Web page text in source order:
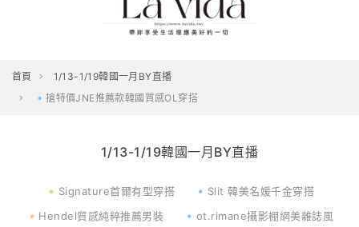
首頁
1/13-1/19韓國一月BY直播
🔹搶特價JNE推薦款韓國質感OL穿搭
1/13-1/19韓國一月BY直播
🔸Signature首爾有型穿搭
🔹Slit 韓美名媛千金穿搭
🔸Hendel質感純粹推薦男裝
🔹ot.rimane攝影棚網美雜誌風